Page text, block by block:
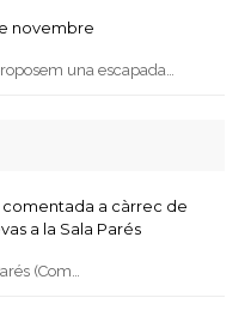
novembre
una escapada…
a càrrec de
a la Sala Parés
(Com…